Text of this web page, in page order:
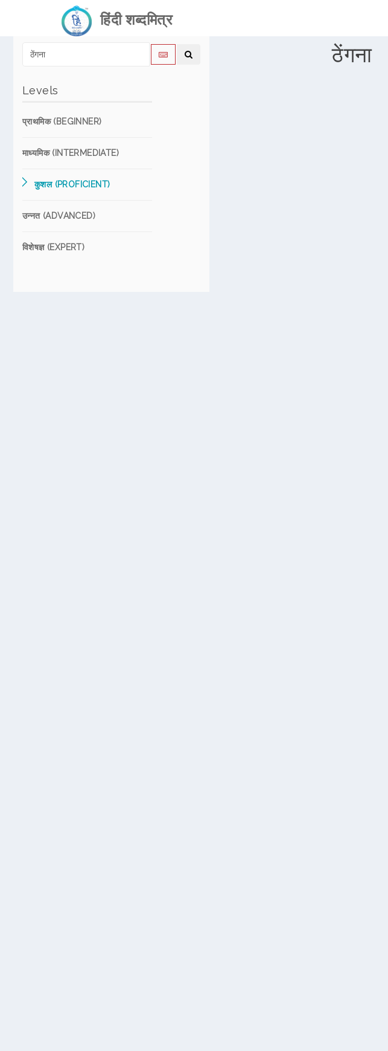
हिंदी शब्दमित्र
Levels
प्राथमिक (BEGINNER)
माध्यमिक (INTERMEDIATE)
कुशल (PROFICIENT)
उन्नत (ADVANCED)
विशेषज्ञ (EXPERT)
ठेंगना